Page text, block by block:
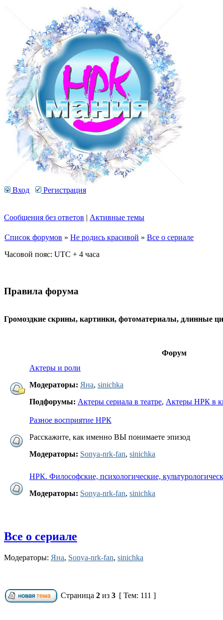
Вход Регистрация
Сообщения без ответов | Активные темы
Список форумов » Не родись красивой » Все о сериале
Часовой пояс: UTC + 4 часа
Правила форума
Громоздкие скрины, картинки, фотоматериалы, длинные
Форум
Актеры и роли
Модераторы: Яна, sinichka
Подфорумы: Актеры сериала в театре, Актеры НРК в
Разное восприятие НРК
Расскажите, как именно ВЫ понимаете эпизод
Модераторы: Sonya-nrk-fan, sinichka
НРК. Философские, психологические,
Модераторы: Sonya-nrk-fan, sinichka
Все о сериале
Модераторы: Яна, Sonya-nrk-fan, sinichka
Страница 2 из 3 [ Тем: 111 ]